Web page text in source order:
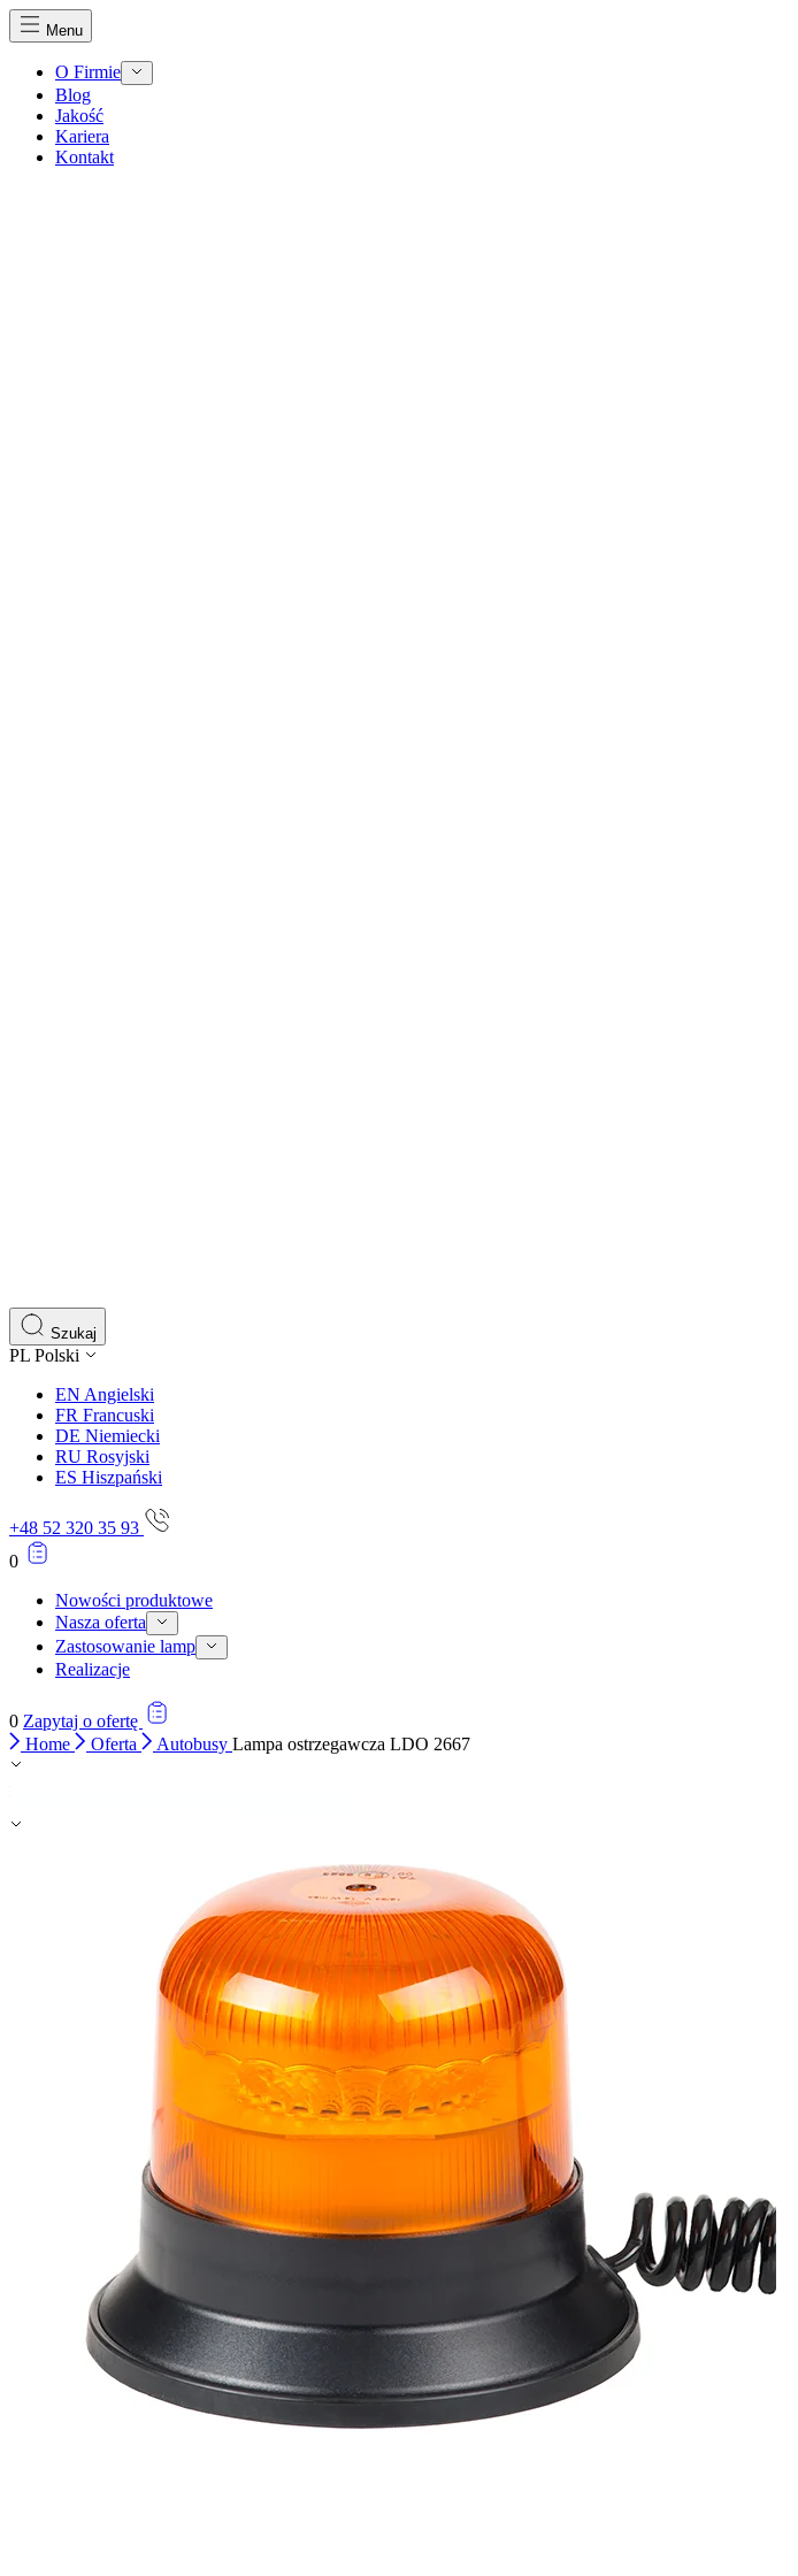
Menu
O Firmie
Blog
Jakość
Kariera
Kontakt
Szukaj
PL Polski
EN Angielski
FR Francuski
DE Niemiecki
RU Rosyjski
ES Hiszpański
+48 52 320 35 93
0
Nowości produktowe
Nasza oferta
Zastosowanie lamp
Realizacje
0 Zapytaj o ofertę
Home
Oferta Autobusy Lampa ostrzegawcza LDO 2667
Wykorzystujemy pliki cookie do spersonalizowania treści i reklam, aby
witrynie. Informacje o tym, jak korzystasz z naszej witryny,
Partnerzy mogą połączyć te informacje z innymi danymi otrzymanymi od
Niezbędne
Niezbędne pliki cookie mają kluczowe znaczenie dla podstawowych
nich. Te pliki cookie nie przechowują żadnych danych umożliwiających